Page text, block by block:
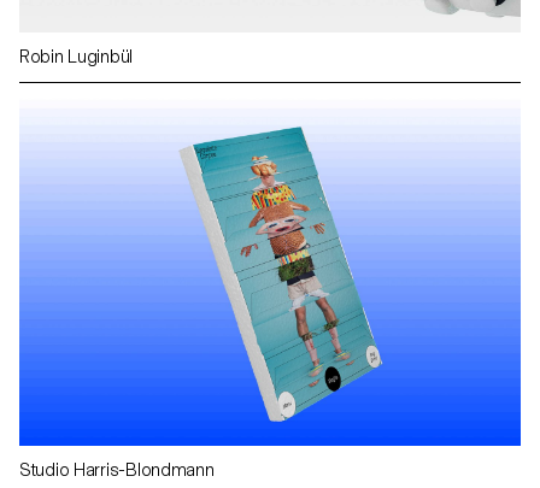
Robin Luginbül
Studio Harris-Blondmann